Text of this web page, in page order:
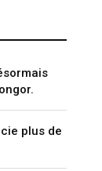
plus de